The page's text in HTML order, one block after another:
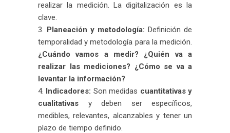
realizar la medición. La digitalización es la
clave.
Planeación y metodología: Definición de
temporalidad y metodología para la medición.
¿Cuándo vamos a medir? ¿Quién va a
realizar las mediciones? ¿Cómo se va a
levantar la información?
Indicadores: Son medidas cuantitativas y
cualitativas y deben ser específicos,
medibles, relevantes, alcanzables y tener un
plazo de tiempo definido.